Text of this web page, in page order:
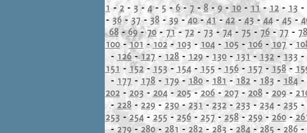
1- 2 - 3 - 4-5 -6- 7 - 8-9- 10 - 11 - 12 - 13 -
- 36- 37- 38-39-40-41- 42- 43 -44- 45 -
68-69-70- 71- 72- 73 -74- 75 - 76-77 - 78
100-101 -102- 103 - 104- 105 - 106- 107-
- 126 -127 - 128 - 129 - 130 - 131- 132 - 133 -
151 - 152- 153- 154- 155 - 156- 157 - 158-
- 177 - 178 - 179- 180 - 181 - 182 - 183 - 184 -
202- 203 - 204- 205 - 206- 207 - 208- 209-
- 228- 229 - 230 - 231 - 232 - 233 - 234 - 235 -
253 -254- 255 - 256- 257 - 258- 259- 260-
-279 -280- 281 - 282- 283- 284 - 285 - 286 -